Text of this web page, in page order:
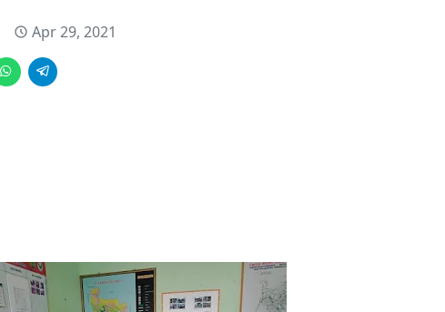
Apr 29, 2021